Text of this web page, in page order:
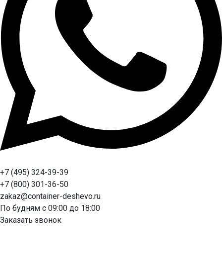
+7 (495) 324-39-39
+7 (800) 301-36-50
zakaz@container-deshevo.ru
По будням с 09:00 до 18:00
Заказать звонок